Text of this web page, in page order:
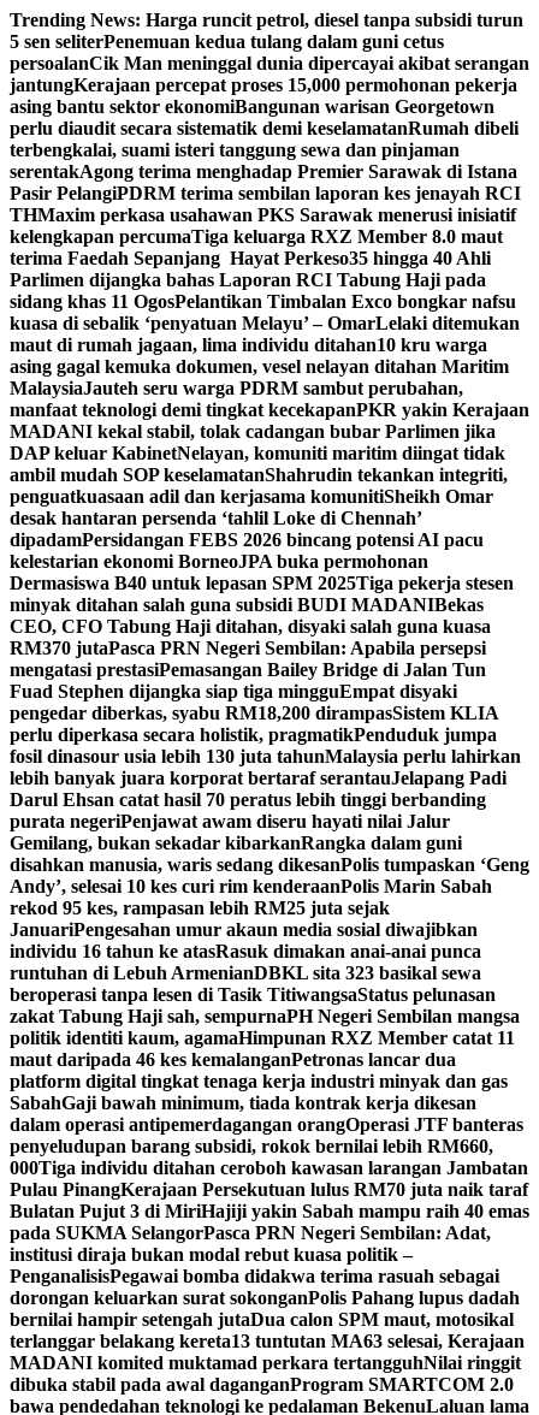
Skip
to
content
Trending News: Harga runcit petrol, diesel tanpa subsidi turun
5 sen seliterPenemuan kedua tulang dalam guni cetus
persoalanCik Man meninggal dunia dipercayai akibat serangan
jantungKerajaan percepat proses 15,000 permohonan pekerja
asing bantu sektor ekonomiBangunan warisan Georgetown
perlu diaudit secara sistematik demi keselamatanRumah dibeli
terbengkalai, suami isteri tanggung sewa dan pinjaman
serentakAgong terima menghadap Premier Sarawak di Istana
Pasir PelangiPDRM terima sembilan laporan kes jenayah RCI
THMaxim perkasa usahawan PKS Sarawak menerusi inisiatif
kelengkapan percumaTiga keluarga RXZ Member 8.0 maut
terima Faedah Sepanjang Hayat Perkeso35 hingga 40 Ahli
Parlimen dijangka bahas Laporan RCI Tabung Haji pada
sidang khas 11 OgosPelantikan Timbalan Exco bongkar nafsu
kuasa di sebalik ‘penyatuan Melayu’ – OmarLelaki ditemukan
maut di rumah jagaan, lima individu ditahan10 kru warga
asing gagal kemuka dokumen, vesel nelayan ditahan Maritim
MalaysiaJauteh seru warga PDRM sambut perubahan,
manfaat teknologi demi tingkat kecekapanPKR yakin Kerajaan
MADANI kekal stabil, tolak cadangan bubar Parlimen jika
DAP keluar KabinetNelayan, komuniti maritim diingat tidak
ambil mudah SOP keselamatanShahrudin tekankan integriti,
penguatkuasaan adil dan kerjasama komunitiSheikh Omar
desak hantaran persenda ‘tahlil Loke di Chennah’
dipadamPersidangan FEBS 2026 bincang potensi AI pacu
kelestarian ekonomi BorneoJPA buka permohonan
Dermasiswa B40 untuk lepasan SPM 2025Tiga pekerja stesen
minyak ditahan salah guna subsidi BUDI MADANIBekas
CEO, CFO Tabung Haji ditahan, disyaki salah guna kuasa
RM370 jutaPasca PRN Negeri Sembilan: Apabila persepsi
mengatasi prestasiPemasangan Bailey Bridge di Jalan Tun
Fuad Stephen dijangka siap tiga mingguEmpat disyaki
pengedar diberkas, syabu RM18,200 dirampasSistem KLIA
perlu diperkasa secara holistik, pragmatikPenduduk jumpa
fosil dinasour usia lebih 130 juta tahunMalaysia perlu lahirkan
lebih banyak juara korporat bertaraf serantauJelapang Padi
Darul Ehsan catat hasil 70 peratus lebih tinggi berbanding
purata negeriPenjawat awam diseru hayati nilai Jalur
Gemilang, bukan sekadar kibarkanRangka dalam guni
disahkan manusia, waris sedang dikesanPolis tumpaskan ‘Geng
Andy’, selesai 10 kes curi rim kenderaanPolis Marin Sabah
rekod 95 kes, rampasan lebih RM25 juta sejak
JanuariPengesahan umur akaun media sosial diwajibkan
individu 16 tahun ke atasRasuk dimakan anai-anai punca
runtuhan di Lebuh ArmenianDBKL sita 323 basikal sewa
beroperasi tanpa lesen di Tasik TitiwangsaStatus pelunasan
zakat Tabung Haji sah, sempurnaPH Negeri Sembilan mangsa
politik identiti kaum, agamaHimpunan RXZ Member catat 11
maut daripada 46 kes kemalanganPetronas lancar dua
platform digital tingkat tenaga kerja industri minyak dan gas
SabahGaji bawah minimum, tiada kontrak kerja dikesan
dalam operasi antipemerdagangan orangOperasi JTF banteras
penyeludupan barang subsidi, rokok bernilai lebih RM660,
000Tiga individu ditahan ceroboh kawasan larangan Jambatan
Pulau PinangKerajaan Persekutuan lulus RM70 juta naik taraf
Bulatan Pujut 3 di MiriHajiji yakin Sabah mampu raih 40 emas
pada SUKMA SelangorPasca PRN Negeri Sembilan: Adat,
institusi diraja bukan modal rebut kuasa politik –
PenganalisisPegawai bomba didakwa terima rasuah sebagai
dorongan keluarkan surat sokonganPolis Pahang lupus dadah
bernilai hampir setengah jutaDua calon SPM maut, motosikal
terlanggar belakang kereta13 tuntutan MA63 selesai, Kerajaan
MADANI komited muktamad perkara tertangguhNilai ringgit
dibuka stabil pada awal daganganProgram SMARTCOM 2.0
bawa pendedahan teknologi ke pedalaman BekenuLaluan lama